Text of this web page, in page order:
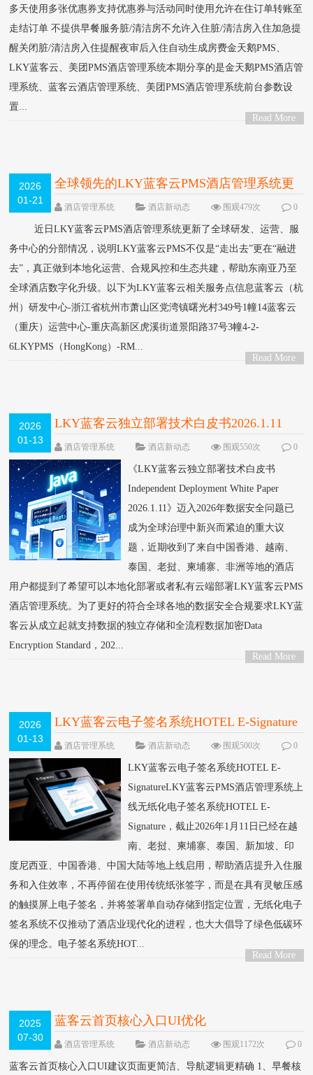
多天使用多张优惠券支持优惠券与活动同时使用允许在住订单转账至
走结订单 不提供早餐服务脏/清洁房不允许入住脏/清洁房入住加急提
醒关闭脏/清洁房入住提醒夜审后入住自动生成房费金天鹅PMS、
LKY蓝客云、美团PMS酒店管理系统本期分享的是金天鹅PMS酒店管
理系统、蓝客云酒店管理系统、美团PMS酒店管理系统前台参数设
置...
Read More
2026
01-21
全球领先的LKY蓝客云PMS酒店管理系统更
新全球办公服务网点
酒店管理系统 酒店新动态 围观479次
0
近日LKY蓝客云PMS酒店管理系统更新了全球研发、运营、服
务中心的分部情况，说明LKY蓝客云PMS不仅是“走出去”更在“融进
去”，真正做到本地化运营、合规风控和生态共建，帮助东南亚乃至
全球酒店数字化升级。以下为LKY蓝客云相关服务点信息蓝客云（杭
州）研发中心-浙江省杭州市萧山区党湾镇曙光村349号1幢14蓝客云
（重庆）运营中心-重庆高新区虎溪街道景阳路37号3幢4-2-
6LKYPMS（HongKong）-RM...
Read More
2026
01-13
LKY蓝客云独立部署技术白皮书2026.1.11
酒店管理系统 酒店新动态 围观550次
0
条评论
《LKY蓝客云独立部署技术白皮书
Independent Deployment White Paper
2026.1.11》迈入2026年数据安全问题已
成为全球治理中新兴而紧迫的重大议
题，近期收到了来自中国香港、越南、
泰国、老挝、柬埔寨、非洲等地的酒店
用户都提到了希望可以本地化部署或者私有云端部署LKY蓝客云PMS
酒店管理系统。为了更好的符合全球各地的数据安全合规要求LKY蓝
客云从成立起就支持数据的独立存储和全流程数据加密Data
Encryption Standard，202...
Read More
2026
01-13
LKY蓝客云电子签名系统HOTEL E-Signature
酒店管理系统 酒店新动态 围观500次
0
条评论
LKY蓝客云电子签名系统HOTEL E-
SignatureLKY蓝客云PMS酒店管理系统上
线无纸化电子签名系统HOTEL E-
Signature，截止2026年1月11日已经在越
南、老挝、柬埔寨、泰国、新加坡、印
度尼西亚、中国香港、中国大陆等地上线启用，帮助酒店提升入住服
务和入住效率，不再停留在使用传统纸张签字，而是在具有灵敏压感
的触摸屏上电子签名，并将签署单自动存储到指定位置，无纸化电子
签名系统不仅推动了酒店业现代化的进程，也大大倡导了绿色低碳环
保的理念。电子签名系统HOT...
Read More
2025
07-30
蓝客云首页核心入口UI优化
酒店管理系统 酒店新动态 围观1172次
0
蓝客云首页核心入口UI建议页面更简洁、导航逻辑更精确 1、早餐核